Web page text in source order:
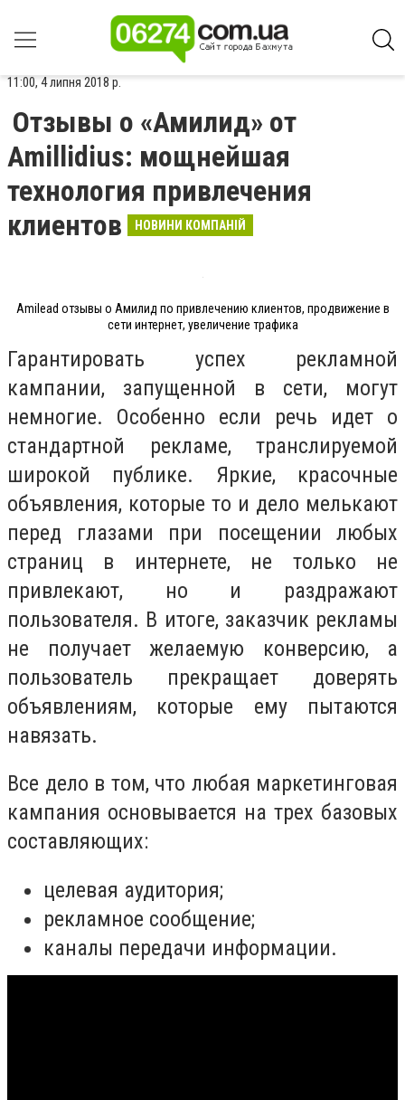
11:00, 4 липня 2018 р.
Отзывы о «Амилид» от
Amillidius: мощнейшая
технология привлечения
клиентов
НОВИНИ КОМПАНІЙ
Amilead отзывы о Амилид по привлечению клиентов, продвижение в
сети интернет, увеличение трафика
Гарантировать успех рекламной
кампании, запущенной в сети, могут
немногие. Особенно если речь идет о
стандартной рекламе, транслируемой
широкой публике. Яркие, красочные
объявления, которые то и дело мелькают
перед глазами при посещении любых
страниц в интернете, не только не
привлекают, но и раздражают
пользователя. В итоге, заказчик рекламы
не получает желаемую конверсию, а
пользователь прекращает доверять
объявлениям, которые ему пытаются
навязать.
Все дело в том, что любая маркетинговая
кампания основывается на трех базовых
составляющих:
целевая аудитория;
рекламное сообщение;
каналы передачи информации.